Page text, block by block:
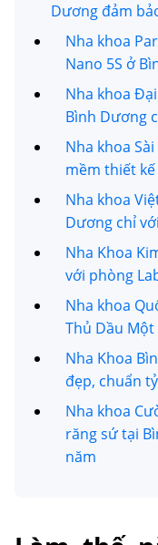
Dương đảm
Nha khoa
Nano 5S ở
Nha khoa
Bình Dương
Nha khoa
mềm thiết kế
Nha khoa
Dương chỉ
Nha Khoa
với phòng
Nha khoa
Thủ Dầu
Nha Khoa
đẹp, chuẩn
Nha khoa
răng sứ tại
năm